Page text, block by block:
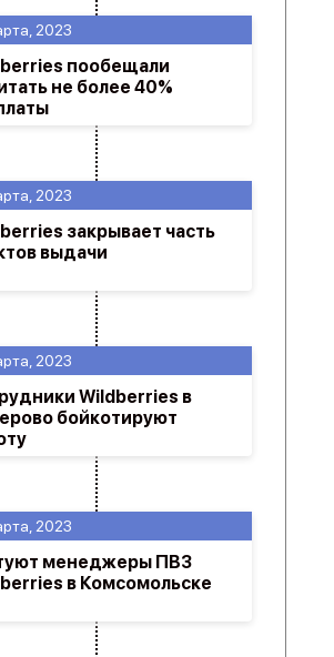
2023
менеджеры ПВЗ
в Комсомольске
2023
Wildberries в
бойкотируют
2023
закрывает часть
выдачи
2023
пообещали
не более 40%